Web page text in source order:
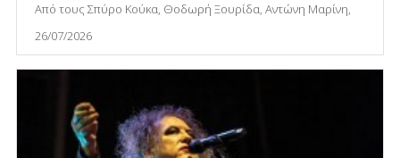
Από τους Σπύρο Κούκα, Θοδωρή Ξουρίδα, Αντώνη Μαρίνη,
26/07/2026